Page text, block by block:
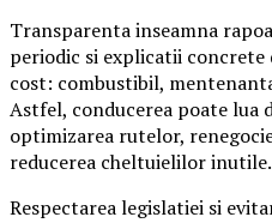
Transparenta inseamna
periodic si explicatii concrete
cost: combustibil,
Astfel, conducerea poate
optimizarea rutelor,
reducerea cheltuielilor inutile.
Respectarea legislatiei si